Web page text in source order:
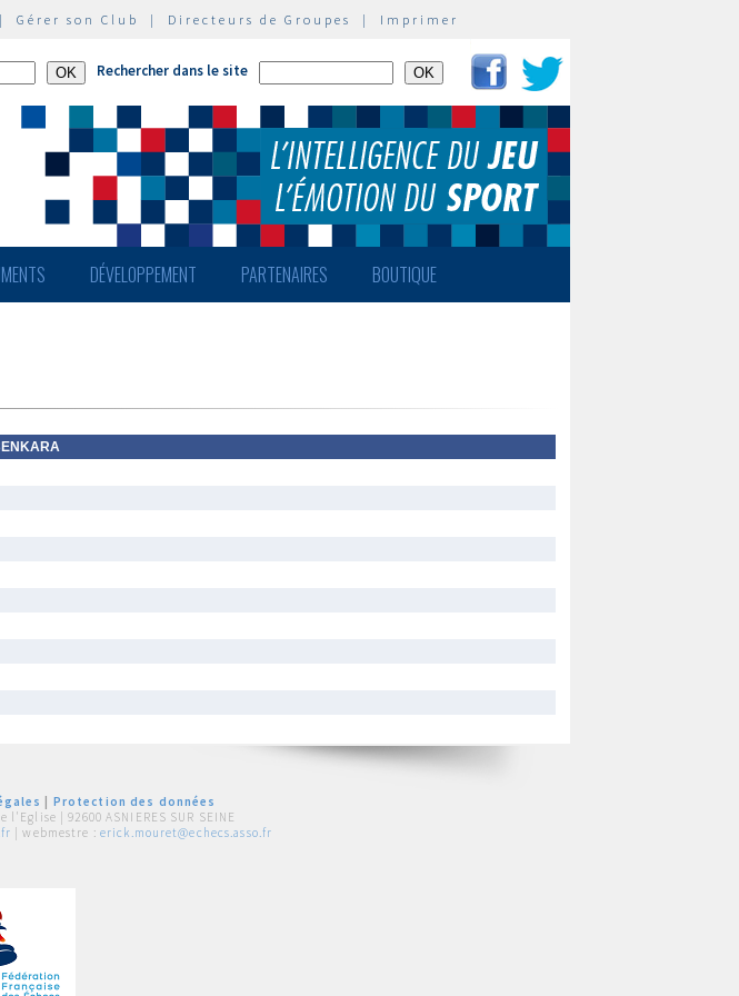
Gérer son Club | Directeurs de Groupes | Imprimer
Rechercher dans le site
DÉVELOPPEMENT PARTENAIRES BOUTIQUE
Protection des données
l'Eglise | 92600 ASNIERES SUR SEINE
| webmestre : erick.mouret@echecs.asso.fr